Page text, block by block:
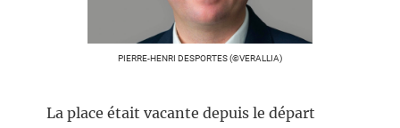
PIERRE-HENRI DESPORTES (©VERALLIA)
La place était vacante depuis le départ